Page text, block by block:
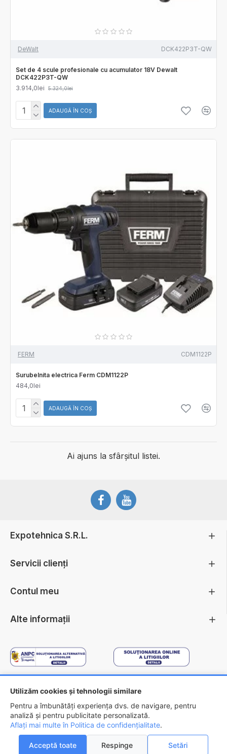
Utilizăm cookies și tehnologii similare
Pentru a îmbunătăți experiența dvs. de navigare, pentru
analiză și pentru publicitate personalizată.
Aflați mai multe în Politica de confidențialitate.
Acceptă toate Respinge Setări
DeWalt DCK422P3T-QW
Set de 4 scule profesionale cu acumulator 18V Dewalt
DCK422P3T-QW
3.914,0lei
5.324,0lei
ADAUGĂ ÎN COŞ
FERM CDM1122P
Surubelnita electrica Ferm CDM1122P
484,0lei
ADAUGĂ ÎN COŞ
Ai ajuns la sfârșitul listei.
Expotehnica S.R.L.
Servicii clienți
Contul meu
Alte informații
Copyright ©2026 - EXPOTEHNICA S.R.L.
0 0
FILTREAZA